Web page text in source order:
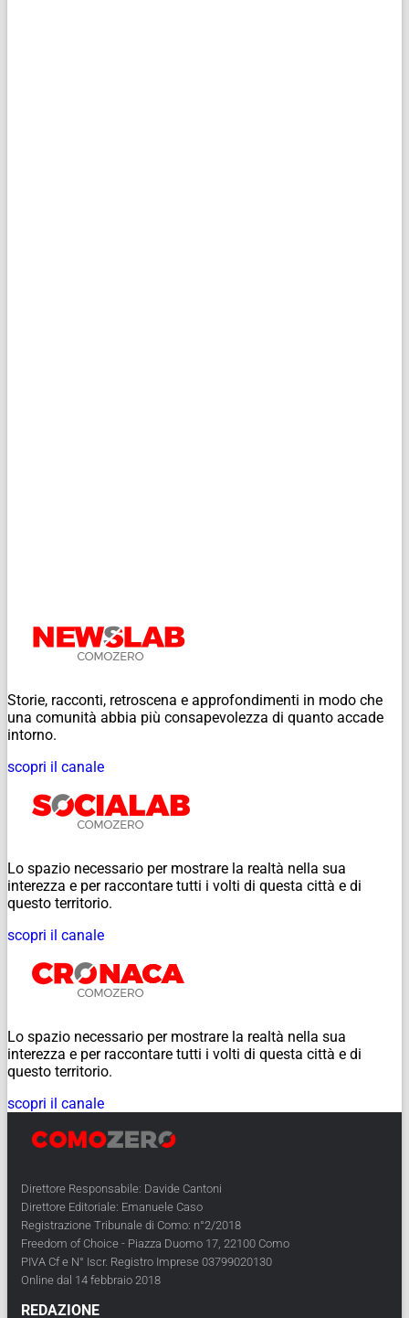
Storie, racconti, retroscena e approfondimenti in modo che
una comunità abbia più consapevolezza di quanto accade
intorno.
scopri il canale
Lo spazio necessario per mostrare la realtà nella sua
interezza e per raccontare tutti i volti di questa città e di
questo territorio.
scopri il canale
Lo spazio necessario per mostrare la realtà nella sua
interezza e per raccontare tutti i volti di questa città e di
questo territorio.
scopri il canale
Direttore Responsabile: Davide Cantoni
Direttore Editoriale: Emanuele Caso
Registrazione Tribunale di Como: n°2/2018
Freedom of Choice - Piazza Duomo 17, 22100 Como
PIVA Cf e N° Iscr. Registro Imprese 03799020130
Online dal 14 febbraio 2018
REDAZIONE